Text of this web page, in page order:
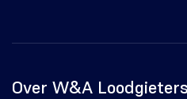
Over W&A